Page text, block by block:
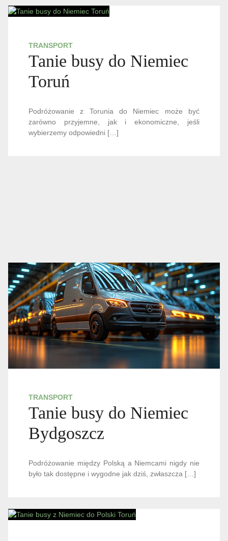
TRANSPORT
Tanie busy do Niemiec
Toruń
Podróżowanie z Torunia do Niemiec może być
zarówno przyjemne, jak i ekonomiczne, jeśli
wybierzemy odpowiedni […]
TRANSPORT
Tanie busy do Niemiec
Bydgoszcz
Podróżowanie między Polską a Niemcami nigdy nie
było tak dostępne i wygodne jak dziś, zwłaszcza […]